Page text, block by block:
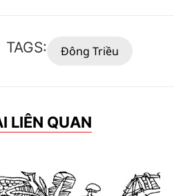
TAGS: Đông Triều
LIÊN QUAN